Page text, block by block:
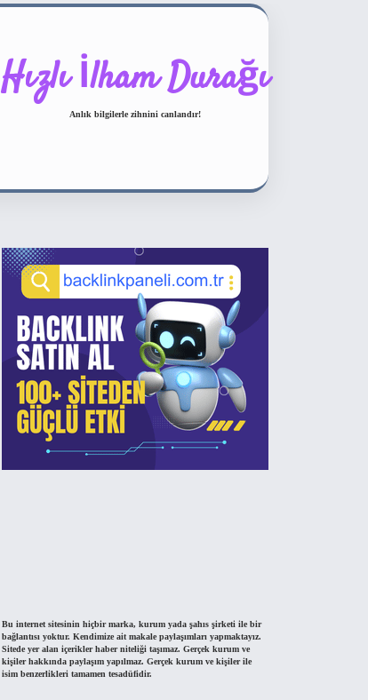
Hızlı İlham Durağı
Anlık bilgilerle zihnini canlandır!
Bu internet sitesinin hiçbir marka, kurum yada şahıs şirketi ile bir
bağlantısı yoktur. Kendimize ait makale paylaşımları yapmaktayız.
Sitede yer alan içerikler haber niteliği taşımaz. Gerçek kurum ve
kişiler hakkında paylaşım yapılmaz. Gerçek kurum ve kişiler ile
isim benzerlikleri tamamen tesadüfidir.